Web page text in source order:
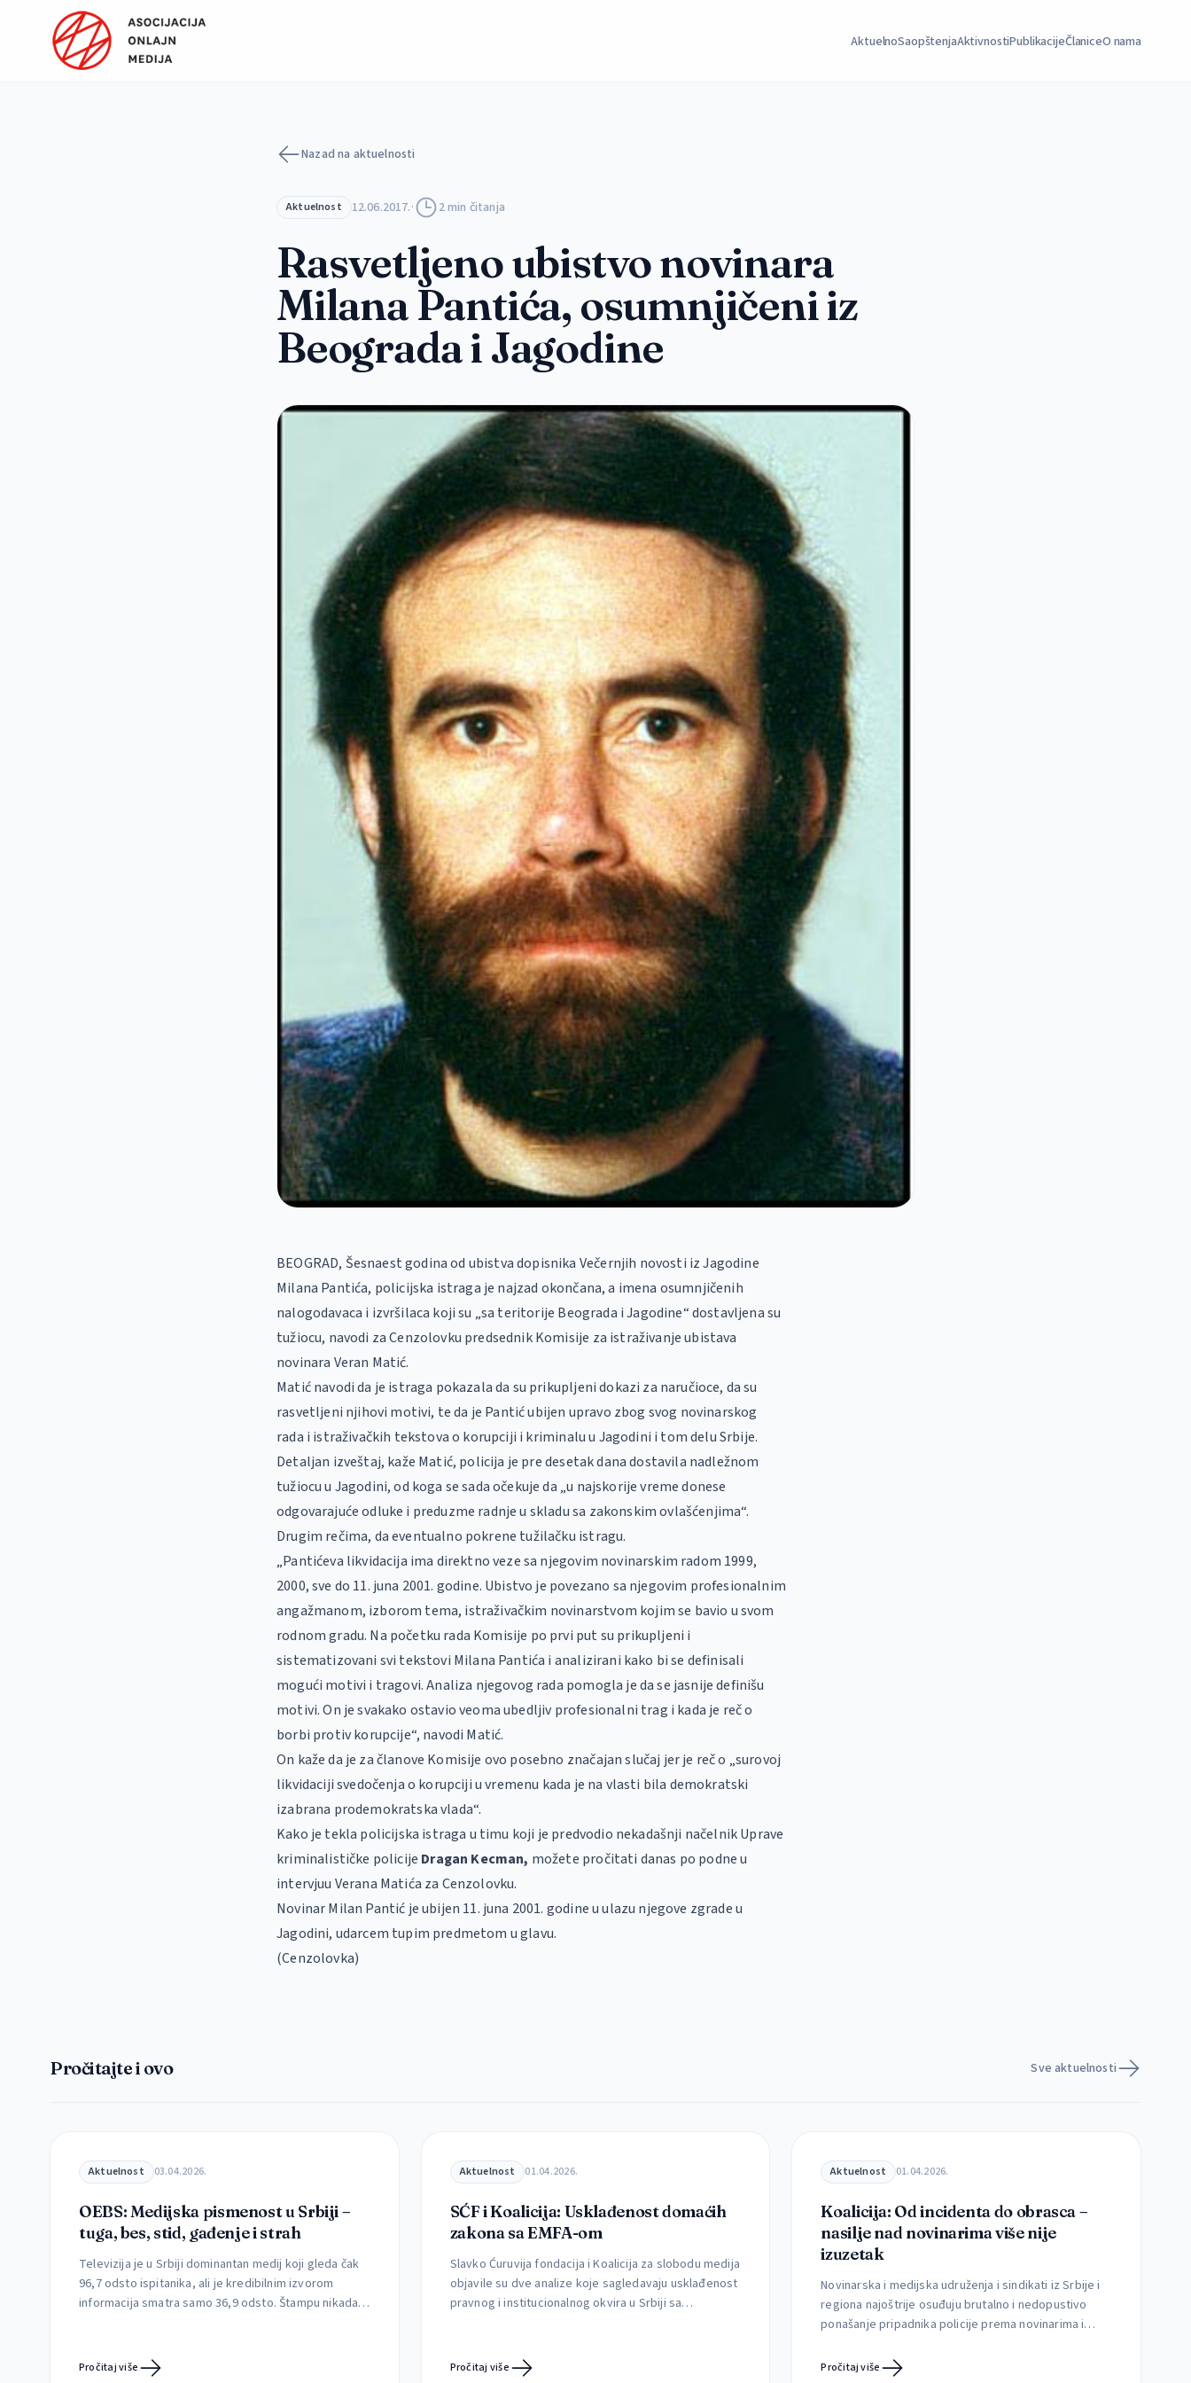
Preskoči na sadržaj
AktuelnoSaopštenjaAktivnostiPublikacijeČlaniceO nama
Nazad na aktuelnosti
Aktuelnost 12.06.2017.· 2 min čitanja
Rasvetljeno ubistvo novinara
Milana Pantića, osumnjičeni iz
Beograda i Jagodine
BEOGRAD, Šesnaest godina od ubistva dopisnika Večernjih novosti iz Jagodine
Milana Pantića, policijska istraga je najzad okončana, a imena osumnjičenih
nalogodavaca i izvršilaca koji su „sa teritorije Beograda i Jagodine“ dostavljena su
tužiocu, navodi za Cenzolovku predsednik Komisije za istraživanje ubistava
novinara Veran Matić.
Matić navodi da je istraga pokazala da su prikupljeni dokazi za naručioce, da su
rasvetljeni njihovi motivi, te da je Pantić ubijen upravo zbog svog novinarskog
rada i istraživačkih tekstova o korupciji i kriminalu u Jagodini i tom delu Srbije.
Detaljan izveštaj, kaže Matić, policija je pre desetak dana dostavila nadležnom
tužiocu u Jagodini, od koga se sada očekuje da „u najskorije vreme donese
odgovarajuće odluke i preduzme radnje u skladu sa zakonskim ovlašćenjima“.
Drugim rečima, da eventualno pokrene tužilačku istragu.
„Pantićeva likvidacija ima direktno veze sa njegovim novinarskim radom 1999,
2000, sve do 11. juna 2001. godine. Ubistvo je povezano sa njegovim profesionalnim
angažmanom, izborom tema, istraživačkim novinarstvom kojim se bavio u svom
rodnom gradu. Na početku rada Komisije po prvi put su prikupljeni i
sistematizovani svi tekstovi Milana Pantića i analizirani kako bi se definisali
mogući motivi i tragovi. Analiza njegovog rada pomogla je da se jasnije definišu
motivi. On je svakako ostavio veoma ubedljiv profesionalni trag i kada je reč o
borbi protiv korupcije“, navodi Matić.
On kaže da je za članove Komisije ovo posebno značajan slučaj jer je reč o „surovoj
likvidaciji svedočenja o korupciji u vremenu kada je na vlasti bila demokratski
izabrana prodemokratska vlada“.
Kako je tekla policijska istraga u timu koji je predvodio nekadašnji načelnik Uprave
kriminalističke policije Dragan Kecman, možete pročitati danas po podne u
intervjuu Verana Matića za Cenzolovku.
Novinar Milan Pantić je ubijen 11. juna 2001. godine u ulazu njegove zgrade u
Jagodini, udarcem tupim predmetom u glavu.
(Cenzolovka)
Pročitajte i ovo Sve aktuelnosti
Aktuelnost 03.04.2026.
OEBS: Medijska pismenost u Srbiji –
tuga, bes, stid, gađenje i strah
Televizija je u Srbiji dominantan medij koji gleda čak
96,7 odsto ispitanika, ali je kredibilnim izvorom
informacija smatra samo 36,9 odsto. Štampu nikada
kako utiču na njih i da li uspevaju da prepoznaju
Pročitaj više
Aktuelnost 01.04.2026.
SĆF i Koalicija: Usklađenost domaćih
zakona sa EMFA-om
Slavko Ćuruvija fondacija i Koalicija za slobodu medija
objavile su dve analize koje sagledavaju usklađenost
pravnog i institucionalnog okvira u Srbiji sa
okolnostima. Prema najavama iz ministarstva
Pročitaj više
Aktuelnost 01.04.2026.
Koalicija: Od incidenta do obrasca –
nasilje nad novinarima više nije
izuzetak
Novinarska i medijska udruženja i sindikati iz Srbije i
regiona najoštrije osuđuju brutalno i nedopustivo
ponašanje pripadnika policije prema novinarima i
rada tokom izveštavanja sa događaja od javnog
Pročitaj više